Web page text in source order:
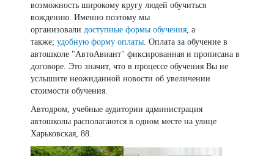
возможность широкому кругу людей обучиться
вождению. Именно поэтому мы
организовалидоступные формы обучения, а
также;удобную форму оплаты. Оплата за обучение в
автошколе "АвтоАвиант" фиксированная и прописана в
договоре. Это значит, что в процессе обучения Вы не
услышите неожиданной новости об увеличении
стоимости обучения.
Автодром, учебные аудитории администрация
автошколы располагаются в одном месте на улице
Харьковская, 88.